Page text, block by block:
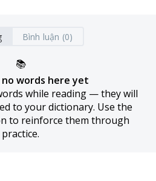
Bình luận (0)
📚
words here yet
while reading — they will
to your dictionary. Use the
to reinforce them through
practice.